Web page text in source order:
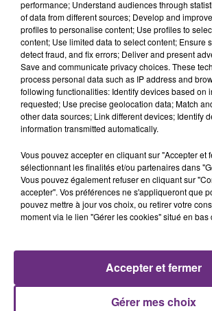
DJ SNAKE FEAT. JUSTIN BIEBER
Let Me Love You
MYLES
8h37
8h37 8h34
8h34
performance; Understand audiences through
of data from different sources; Develop and
profiles to personalise content; Use profiles to
content; Use limited data to select content; Ensure
detect fraud, and fix errors; Deliver and present
Save and communicate privacy choices. These
process personal data such as IP address and
following functionalities: Identify devices based on
requested; Use precise geolocation data; Match
other data sources; Link different devices; Identify
information transmitted automatically.
Vous pouvez accepter en cliquant sur "Accepter et
sélectionnant les finalités et/ou partenaires dans
Vous pouvez également refuser en cliquant sur
accepter". Vos préférences ne s'appliqueront que
pouvez mettre à jour vos choix, ou retirer votre
moment via le lien "Gérer les cookies" situé en bas
Gérer mes choix
Accepter et fermer